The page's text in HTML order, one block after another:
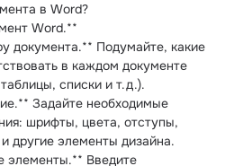
в Word?
Word.**
документа.** Подумайте, какие
в каждом документе
списки и т.д.).
Задайте необходимые
шрифты, цвета, отступы,
другие элементы дизайна.
элементы.** Введите